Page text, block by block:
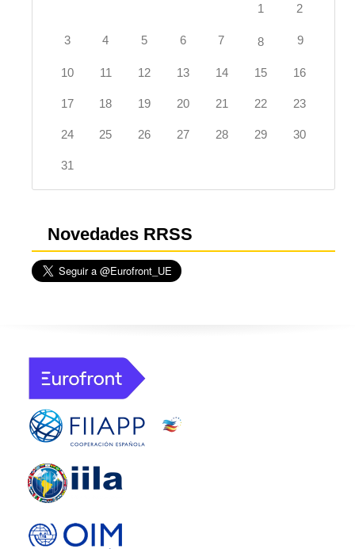
1 2
3 4 5 6 7 8 9
10 11 12 13 14 15 16
17 18 19 20 21 22 23
24 25 26 27 28 29 30
31
Novedades RRSS